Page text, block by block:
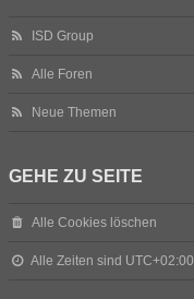
ISD Group
Alle Foren
Neue Themen
GEHE ZU SEITE
Alle Cookies löschen
Alle Zeiten sind UTC+02:00